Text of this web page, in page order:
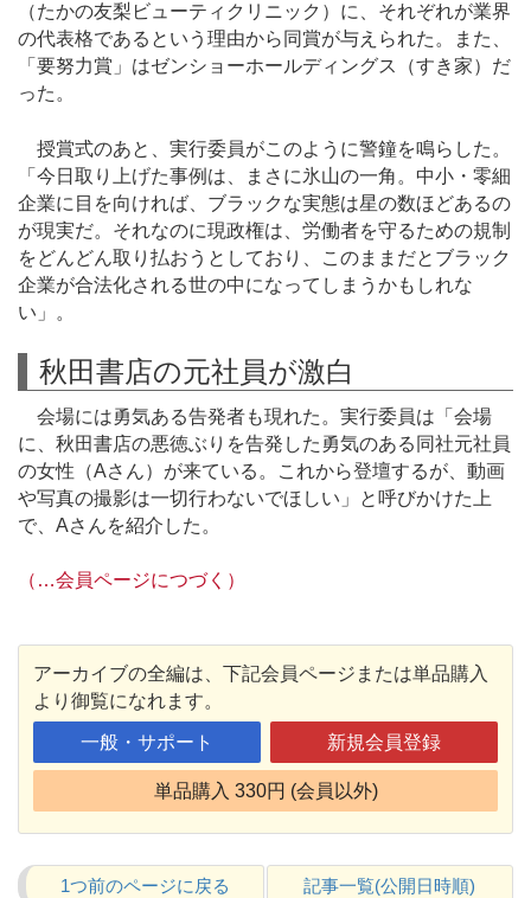
（たかの友梨ビューティクリニック）に、それぞれが業界
の代表格であるという理由から同賞が与えられた。また、
「要努力賞」はゼンショーホールディングス（すき家）だ
った。
授賞式のあと、実行委員がこのように警鐘を鳴らした。
「今日取り上げた事例は、まさに氷山の一角。中小・零細
企業に目を向ければ、ブラックな実態は星の数ほどあるの
が現実だ。それなのに現政権は、労働者を守るための規制
をどんどん取り払おうとしており、このままだとブラック
企業が合法化される世の中になってしまうかもしれな
い」。
秋田書店の元社員が激白
会場には勇気ある告発者も現れた。実行委員は「会場
に、秋田書店の悪徳ぶりを告発した勇気のある同社元社員
の女性（Aさん）が来ている。これから登壇するが、動画
や写真の撮影は一切行わないでほしい」と呼びかけた上
で、Aさんを紹介した。
（…会員ページにつづく）
アーカイブの全編は、下記会員ページまたは単品購入
より御覧になれます。
一般・サポート 新規会員登録
単品購入 330円 (会員以外)
1つ前のページに戻る 記事一覧(公開日時順)